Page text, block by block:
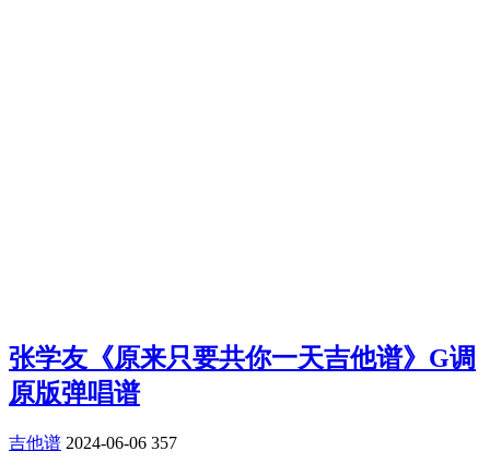
张学友《原来只要共你一天吉他谱》G调
原版弹唱谱
吉他谱 2024-06-06 357